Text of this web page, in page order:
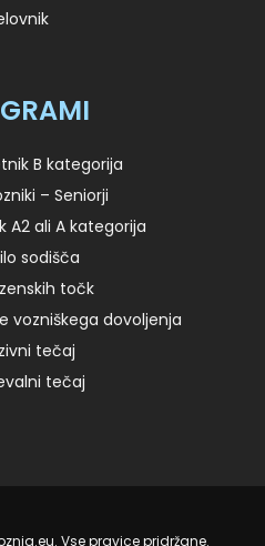
B kategorija
– Seniorji
A2 ali A kategorija
sodišča
točk
vozniškega dovoljenja
tečaj
tečaj
Vse pravice pridržane.